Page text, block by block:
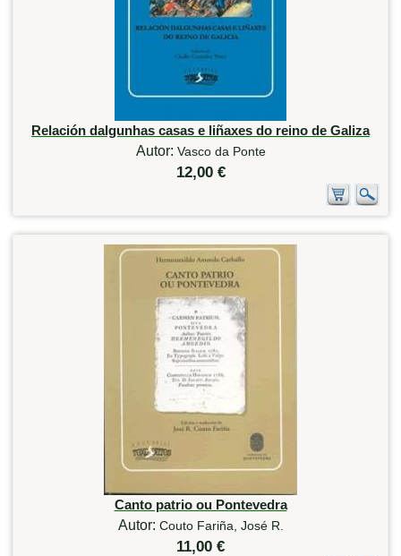
Relación dalgunhas casas e liñaxes do reino de Galiza
Autor: Vasco da Ponte
12,00 €
Canto patrio ou Pontevedra
Autor: Couto Fariña, José R.
11,00 €